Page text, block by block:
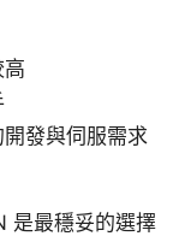
發與伺服需求
是最穩妥的選擇